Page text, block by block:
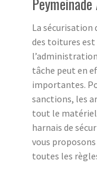
La sécurisation
des toitures
tâche peut en
importantes.
sanctions, les
tout le matériel
harnais de
vous
toutes les